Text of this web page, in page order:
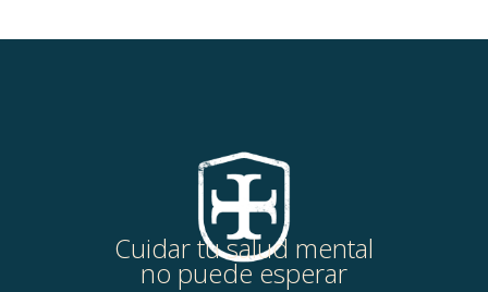
Cuidar tu salud mental
no puede esperar